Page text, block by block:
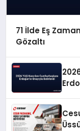
71 İlde Eş
Gözaltı